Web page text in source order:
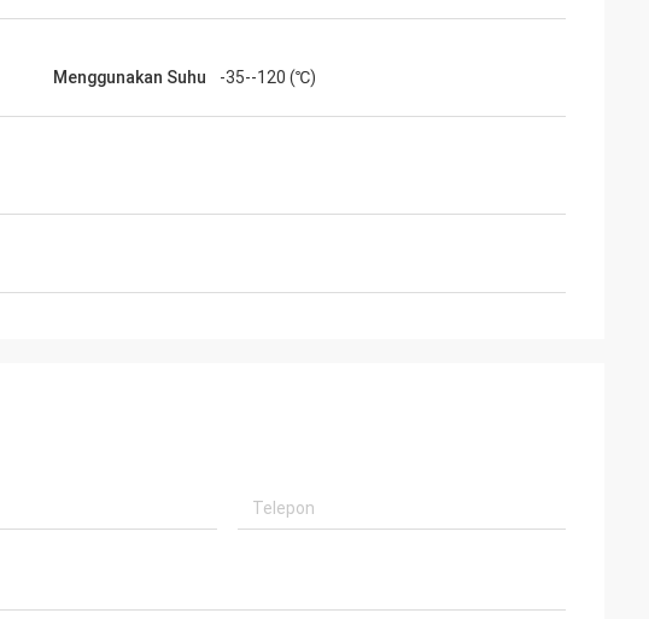
Menggunakan Suhu -35--120 (℃)